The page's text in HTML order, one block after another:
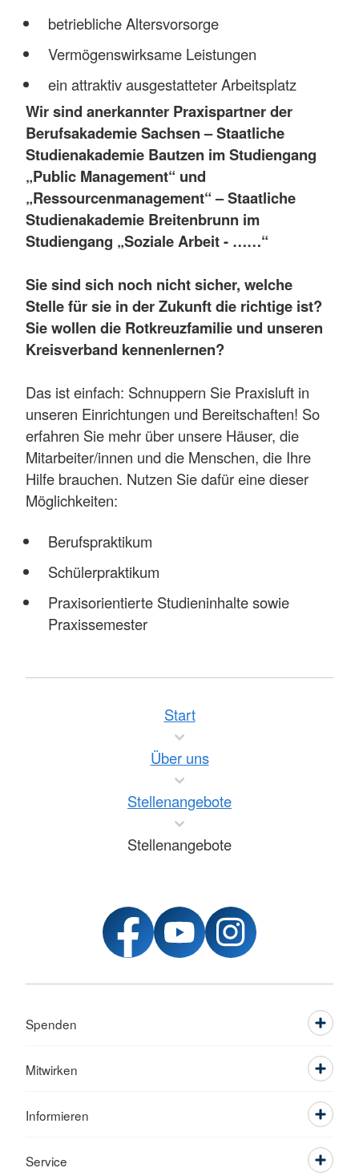
betriebliche Altersvorsorge
Vermögenswirksame Leistungen
ein attraktiv ausgestatteter Arbeitsplatz
Wir sind anerkannter Praxispartner der
Berufsakademie Sachsen – Staatliche
Studienakademie Bautzen im Studiengang
„Public Management“ und
„Ressourcenmanagement“ – Staatliche
Studienakademie Breitenbrunn im
Studiengang „Soziale Arbeit - ……“
Sie sind sich noch nicht sicher, welche
Stelle für sie in der Zukunft die richtige ist?
Sie wollen die Rotkreuzfamilie und unseren
Kreisverband kennenlernen?
Das ist einfach: Schnuppern Sie Praxisluft in
unseren Einrichtungen und Bereitschaften! So
erfahren Sie mehr über unsere Häuser, die
Mitarbeiter/innen und die Menschen, die Ihre
Hilfe brauchen. Nutzen Sie dafür eine dieser
Möglichkeiten:
Berufspraktikum
Schülerpraktikum
Praxisorientierte Studieninhalte sowie
Praxissemester
Start
Über uns
Stellenangebote
Stellenangebote
Spenden
Mitwirken
Informieren
Service